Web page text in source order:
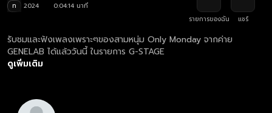
ท 2024
0:04:14 นาที
รายการของฉัน
แชร์
รับชมและฟังเพลงเพราะๆของสามหนุ่ม Only Monday จากค่าย
GENELAB ได้แล้ววันนี้ ในรายการ G-STAGE
ดูเพิ่มเติม